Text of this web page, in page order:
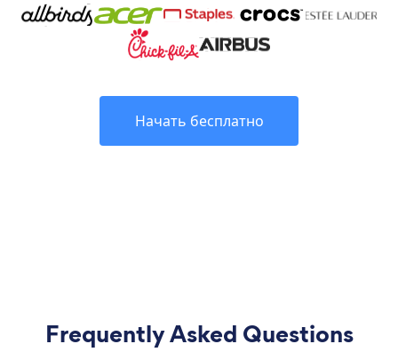
Начать бесплатно
Frequently Asked Questions